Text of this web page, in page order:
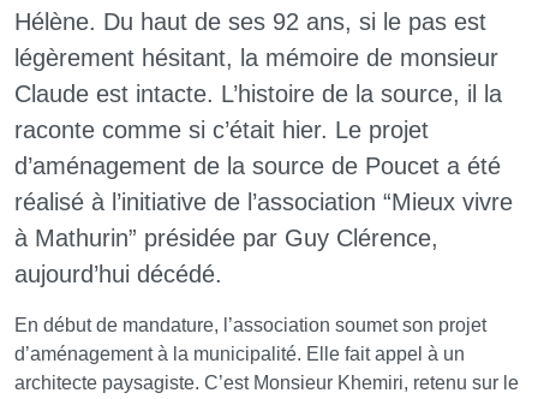
Hélène. Du haut de ses 92 ans, si le pas est
légèrement hésitant, la mémoire de monsieur
Claude est intacte. L’histoire de la source, il la
raconte comme si c’était hier. Le projet
d’aménagement de la source de Poucet a été
réalisé à l’initiative de l’association “Mieux vivre
à Mathurin” présidée par Guy Clérence,
aujourd’hui décédé.
En début de mandature, l’association soumet son projet
d’aménagement à la municipalité. Elle fait appel à un
architecte paysagiste. C’est Monsieur Khemiri, retenu sur le